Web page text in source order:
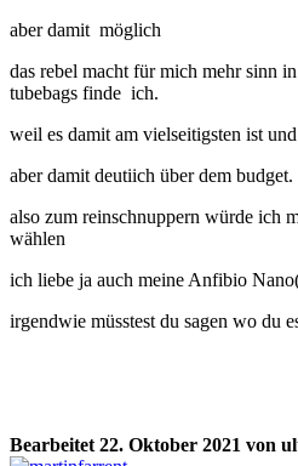
aber damit möglich
das rebel macht für mich mehr sinn
tubebags finde ich.
weil es damit am vielseitigsten ist
aber damit deutiich über dem budget.
also zum reinschnuppern würde ich
wählen
ich liebe ja auch meine Anfibio
irgendwie müsstest du sagen wo du
Bearbeitet 22. Oktober 2021 von